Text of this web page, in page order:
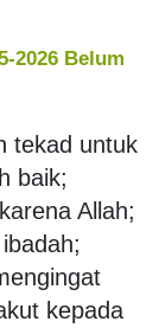
2026 Belum
tekad untuk
baik;
Allah;
kepada